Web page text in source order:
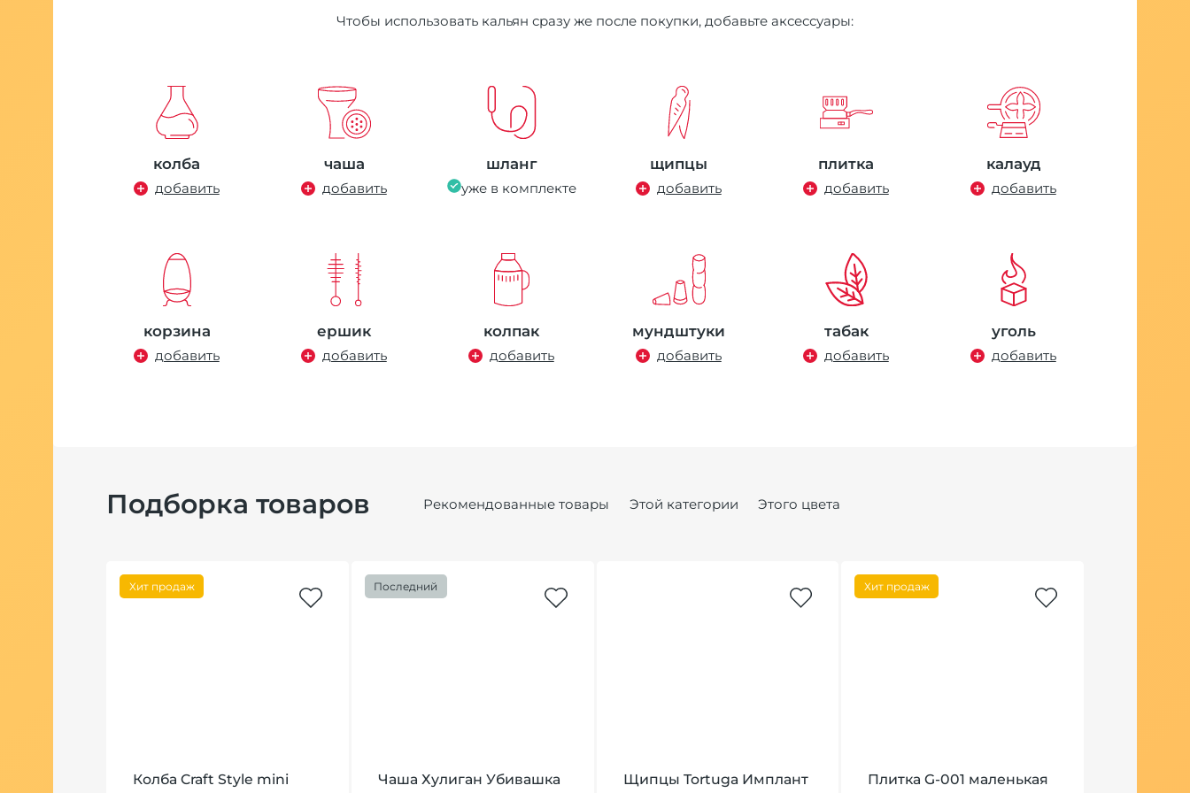
Чтобы использовать кальян сразу же после покупки, добавьте аксессуары:
колба
добавить
чаша
добавить
шланг
уже в комплекте
щипцы
добавить
плитка
добавить
калауд
добавить
корзина
добавить
ершик
добавить
колпак
добавить
мундштуки
добавить
табак
добавить
уголь
добавить
Подборка товаров Рекомендованные товары Этой категории Этого цвета
Хит продаж
Колба Craft Style mini
Последний
Чаша Хулиган Убивашка Щипцы Tortuga Имплант
Хит продаж
Плитка G-001 маленькая